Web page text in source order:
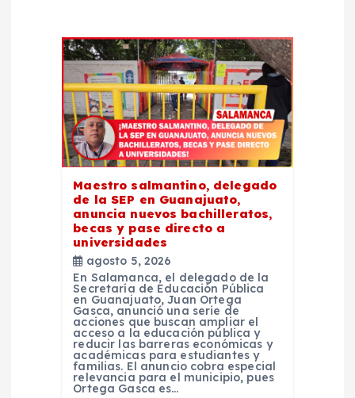
Maestro salmantino, delegado
de la SEP en Guanajuato,
anuncia nuevos bachilleratos,
becas y pase directo a
universidades
agosto 5, 2026
En Salamanca, el delegado de la
Secretaría de Educación Pública
en Guanajuato, Juan Ortega
Gasca, anunció una serie de
acciones que buscan ampliar el
acceso a la educación pública y
reducir las barreras económicas y
académicas para estudiantes y
familias. El anuncio cobra especial
relevancia para el municipio, pues
Ortega Gasca es…